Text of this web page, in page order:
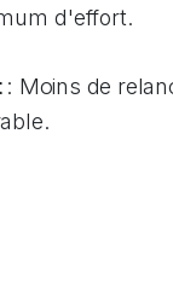
d'effort.
: Moins de